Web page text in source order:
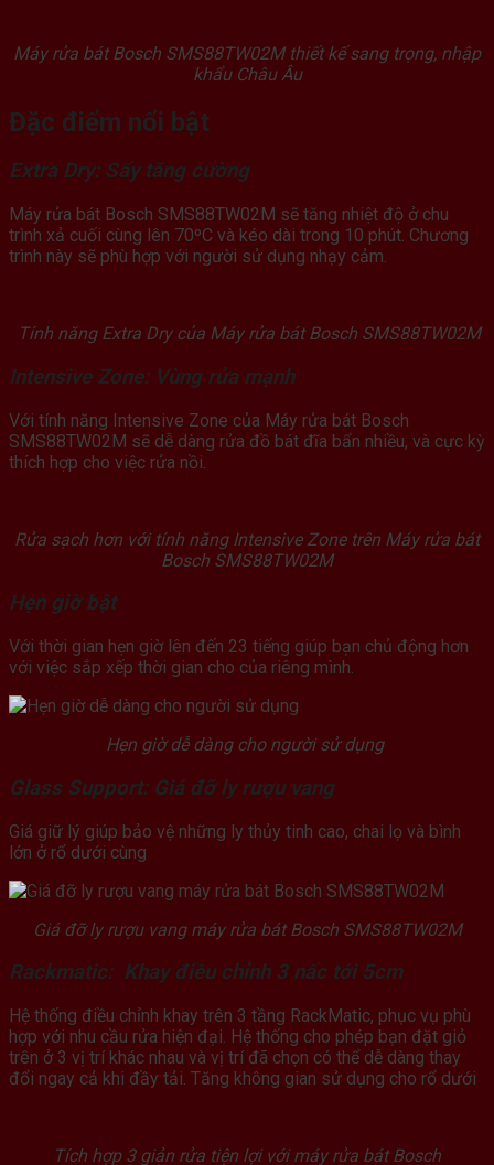
Máy rửa bát Bosch SMS88TW02M thiết kế sang trọng, nhập
khẩu Châu Âu
Đặc điểm nổi bật
Extra Dry: Sấy tăng cường
Máy rửa bát Bosch SMS88TW02M sẽ tăng nhiệt độ ở chu
trình xả cuối cùng lên 70ºC và kéo dài trong 10 phút. Chương
trình này sẽ phù hợp với người sử dụng nhạy cảm.
Tính năng Extra Dry của Máy rửa bát Bosch SMS88TW02M
Intensive Zone: Vùng rửa mạnh
Với tính năng Intensive Zone của Máy rửa bát Bosch
SMS88TW02M sẽ dễ dàng rửa đồ bát đĩa bẩn nhiều, và cực kỳ
thích hợp cho việc rửa nồi.
Rửa sạch hơn với tính năng Intensive Zone trên Máy rửa bát
Bosch SMS88TW02M
Hẹn giờ bật
Với thời gian hẹn giờ lên đến 23 tiếng giúp bạn chủ động hơn
với việc sắp xếp thời gian cho của riêng mình.
Hẹn giờ dễ dàng cho người sử dụng
Glass Support: Giá đỡ ly rượu vang
Giá giữ lý giúp bảo vệ những ly thủy tinh cao, chai lọ và bình
lớn ở rổ dưới cùng
Giá đỡ ly rượu vang máy rửa bát Bosch SMS88TW02M
Rackmatic: Khay điều chỉnh 3 nấc tới 5cm
Hệ thống điều chỉnh khay trên 3 tầng RackMatic, phục vụ phù
hợp với nhu cầu rửa hiện đại. Hệ thống cho phép bạn đặt giỏ
trên ở 3 vị trí khác nhau và vị trí đã chọn có thể dễ dàng thay
đổi ngay cả khi đầy tải. Tăng không gian sử dụng cho rổ dưới
Tích hợp 3 giản rửa tiện lợi với máy rửa bát Bosch